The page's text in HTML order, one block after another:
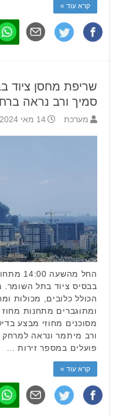
קרא עוד »
שריפת מחסן ציוד
סמיך ורב נראה
מערכת 14 מאי 2024 14:17
החל
בבסיס ציוד בתל השומר.
ומתוגברים מתחנות מחוז
מסוכנים מחוזי מבצע
ורב מיתמר ונראה למרחק
פועלים במספר זירות …
קרא עוד »